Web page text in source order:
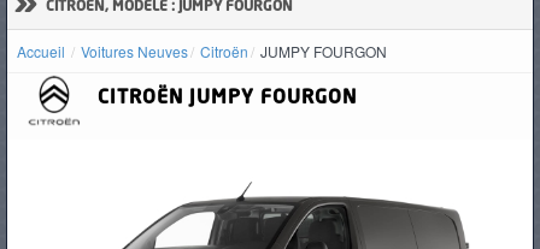
CITROËN, MODÈLE : JUMPY FOURGON
Accueil Voitures Neuves Citroën JUMPY FOURGON
CITROËN JUMPY FOURGON
D'OCCASION